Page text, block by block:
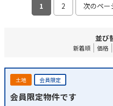
1
2 次のペー
並び
新着順 価格
土地 会員限定
会員限定物件です